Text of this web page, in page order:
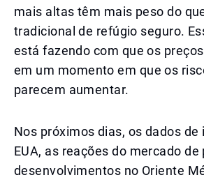
mais altas têm mais peso do
tradicional de refúgio seguro.
está fazendo com que os
em um momento em que os
parecem aumentar.
Nos próximos dias, os dados de
EUA, as reações do mercado
desenvolvimentos no Oriente